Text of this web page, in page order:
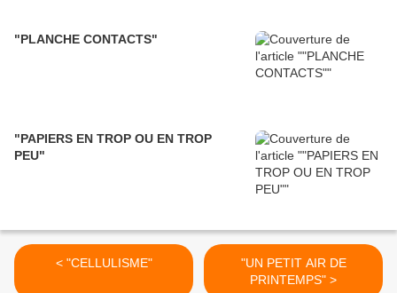
"PLANCHE CONTACTS"
"PAPIERS EN TROP OU EN TROP
PEU"
< "CELLULISME"
"UN PETIT AIR DE
PRINTEMPS" >